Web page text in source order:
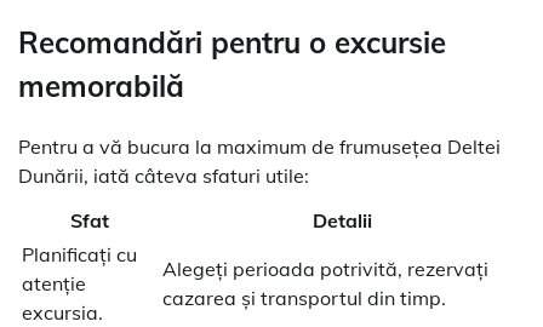
Recomandări pentru o excursie
memorabilă
Pentru a vă bucura la maximum de frumusețea Deltei
Dunării, iată câteva sfaturi utile:
Sfat
Detalii
Planificați cu
atenție
excursia.
Alegeți perioada potrivită, rezervați
cazarea și transportul din timp.